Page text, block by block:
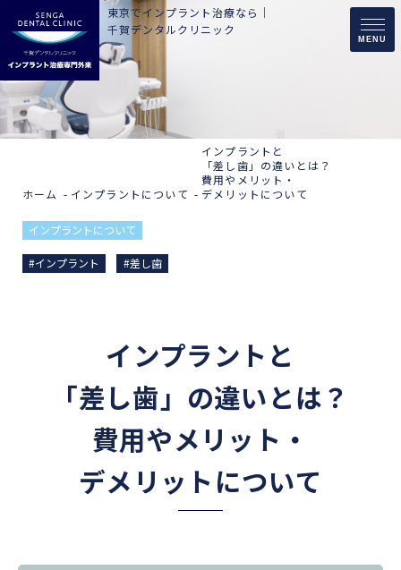
東京でインプラント治療なら｜
千賀デンタルクリニック
MENU
ホーム インプラントについて
インプラントと
「差し歯」の違いとは？
費用やメリット・
デメリットについて
インプラントについて
#インプラント #差し歯
インプラントと
「差し歯」の違いとは？
費用やメリット・
デメリットについて